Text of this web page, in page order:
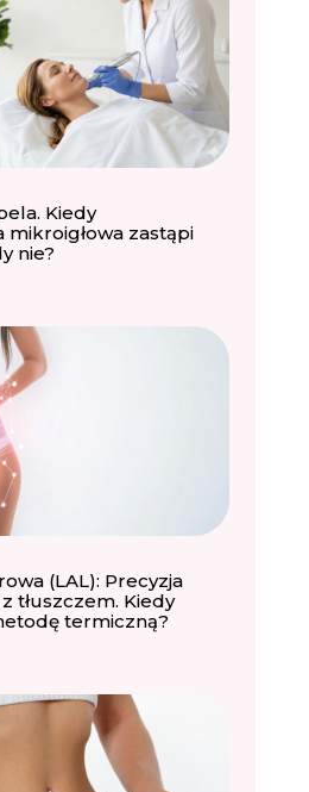
Kiedy
mikroigłowa zastąpi
nie?
(LAL): Precyzja
tłuszczem. Kiedy
termiczną?